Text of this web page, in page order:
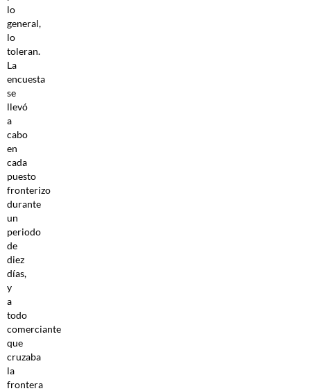
lo
general,
lo
toleran.
La
encuesta
se
llevó
a
cabo
en
cada
puesto
fronterizo
durante
un
periodo
de
diez
días,
y
a
todo
comerciante
que
cruzaba
la
frontera